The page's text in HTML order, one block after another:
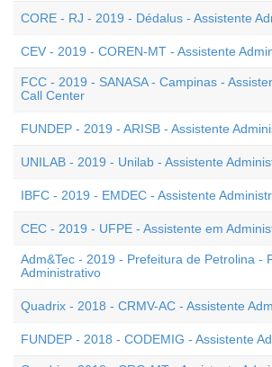
CORE - RJ - 2019 - Dédalus - Assistente
CEV - 2019 - COREN-MT - Assistente
FCC - 2019 - SANASA - Campinas -
Call Center
FUNDEP - 2019 - ARISB - Assistente
UNILAB - 2019 - Unilab - Assistente
IBFC - 2019 - EMDEC - Assistente
CEC - 2019 - UFPE - Assistente em
Adm&Tec - 2019 - Prefeitura de Petrolina -
Administrativo
Quadrix - 2018 - CRMV-AC - Assistente
FUNDEP - 2018 - CODEMIG - Assistente